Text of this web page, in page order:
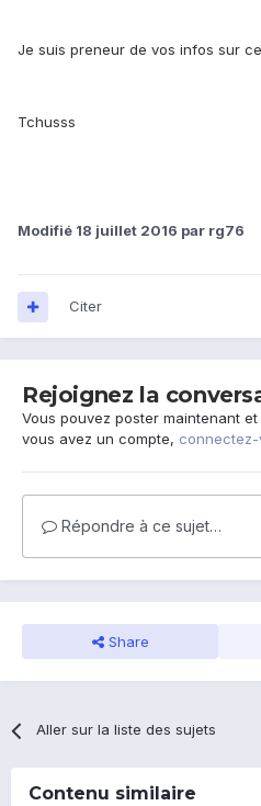
Je suis preneur de vos infos sur
Tchusss
Modifié 18 juillet 2016 par rg76
Citer
Rejoignez la
Vous pouvez poster maintenant
vous avez un compte,
Répondre à ce sujet…
Share
Aller sur la liste des sujets
Contenu similaire